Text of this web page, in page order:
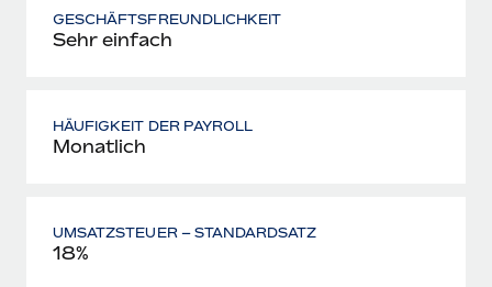
GESCHÄFTS­FREUNDLICHKEIT
Sehr einfach
HÄUFIGKEIT DER PAYROLL
Monatlich
UMSATZSTEUER – STANDARD­SATZ
18%